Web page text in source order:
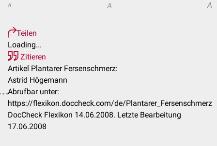
A A A
Teilen
Loading...
Zitieren
Artikel Plantarer Fersenschmerz:
Astrid Högemann
Abrufbar unter:
https://flexikon.doccheck.com/de/Plantarer_Fersenschmerz
DocCheck Flexikon 14.06.2008. Letzte Bearbeitung
17.06.2008